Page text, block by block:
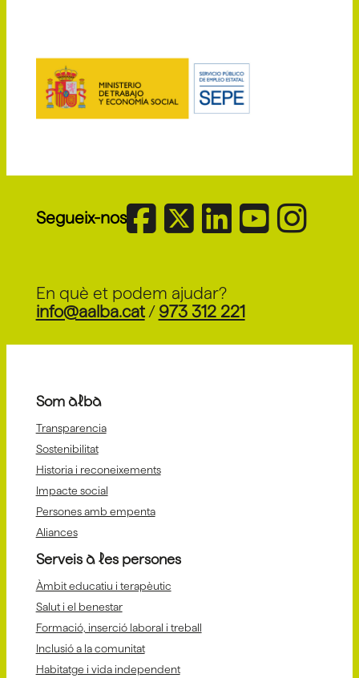
Segueix-nos
En què et podem ajudar?
info@aalba.cat/ 973 312 221
Som alba
Transparencia
Sostenibilitat
Historia i reconeixements
Impacte social
Persones amb empenta
Aliances
Serveis a les persones
Àmbit educatiu i terapèutic
Salut i el benestar
Formació, inserció laboral i treball
Inclusió a la comunitat
Habitatge i vida independent